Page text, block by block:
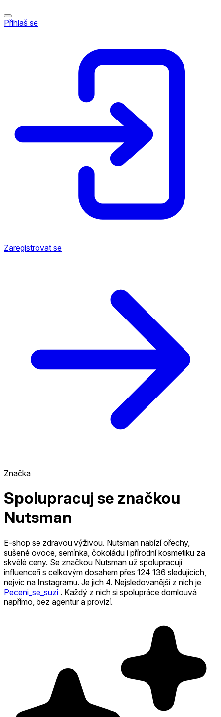
Přihlaš se
Zaregistrovat se
Značka
Spolupracuj se značkou
Nutsman
E-shop se zdravou výživou. Nutsman nabízí ořechy,
sušené ovoce, semínka, čokoládu i přírodní kosmetiku za
skvělé ceny. Se značkou Nutsman už spolupracují
influenceři s celkovým dosahem přes 124 136 sledujících,
nejvíc na Instagramu. Je jich 4. Nejsledovanější z nich je
Peceni_se_suzi . Každý z nich si spolupráce domlouvá
napřímo, bez agentur a provizí.